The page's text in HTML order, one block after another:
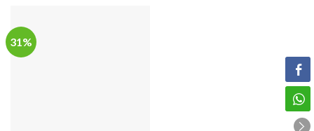
31%